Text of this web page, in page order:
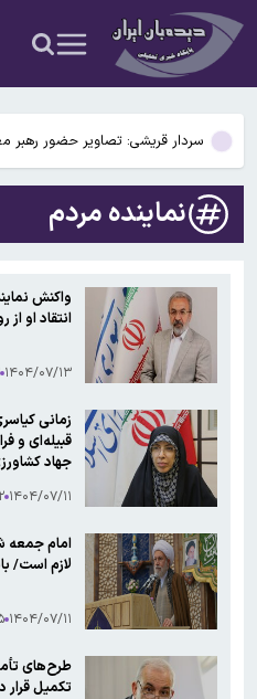
خدمات ناخن مداخله در امور
سینماها آخر هفته تعطیل است
محرز: شاهد افزایش تعداد مراجعه
تابستان هم می‌تواند شایع شود
سردار قریشی: تصاویر حضور رهبر
منتشر می‌شود
یک تماس تلفنی
رئیس اتاق اصناف کاشان: کاشت
سینماها آخر هفته تعطیل است
محرز: شاهد افزایش تعداد مراجعه
تابستان هم می‌تواند شایع شود
نماینده مردم
واکنش
انتقاد او
۱۴۰۴/۰۷/۱۳
زمانی
قبیله‌ای و
جهاد
است/ وزیر
۱۴۰۴/۰۷/۱۱
امام جمعه
لازم است/
۱۴۰۴/۰۷/۱۱
طرح‌های
تکمیل قرار